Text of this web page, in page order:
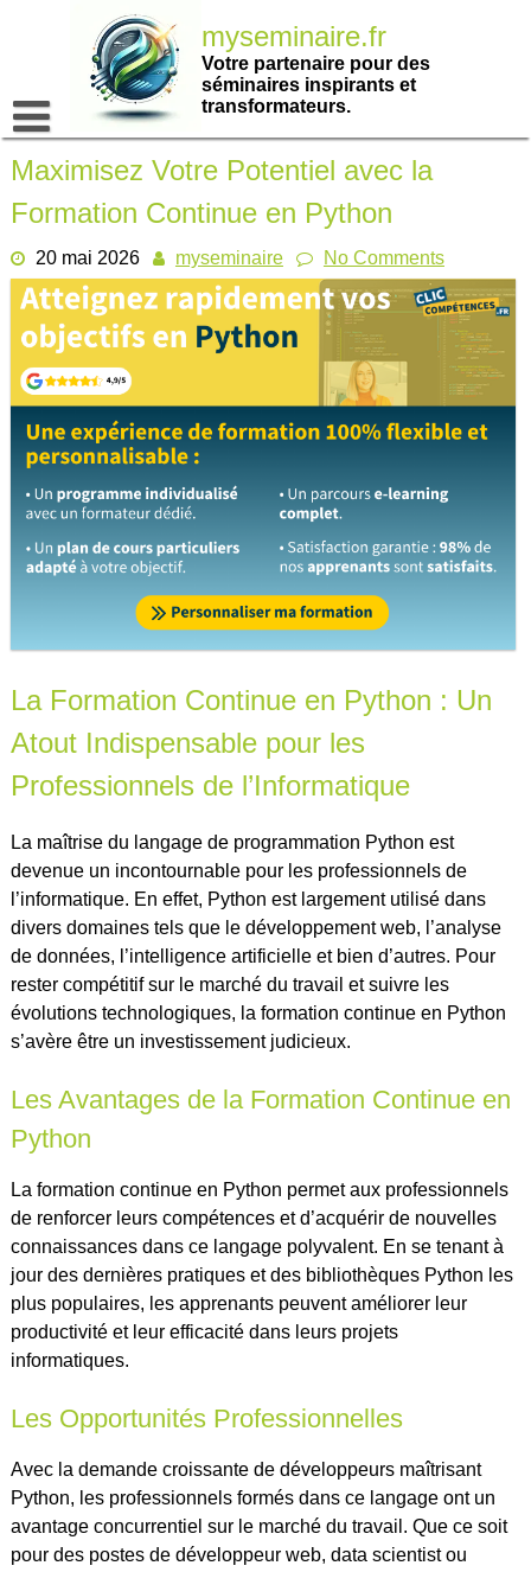
myseminaire.fr
Votre partenaire pour des
séminaires inspirants et
transformateurs.
Maximisez Votre Potentiel avec la
Formation Continue en Python
20 mai 2026 myseminaire No Comments
La Formation Continue en Python : Un
Atout Indispensable pour les
Professionnels de l’Informatique
La maîtrise du langage de programmation Python est
devenue un incontournable pour les professionnels de
l’informatique. En effet, Python est largement utilisé dans
divers domaines tels que le développement web, l’analyse
de données, l’intelligence artificielle et bien d’autres. Pour
rester compétitif sur le marché du travail et suivre les
évolutions technologiques, la formation continue en Python
s’avère être un investissement judicieux.
Les Avantages de la Formation Continue en
Python
La formation continue en Python permet aux professionnels
de renforcer leurs compétences et d’acquérir de nouvelles
connaissances dans ce langage polyvalent. En se tenant à
jour des dernières pratiques et des bibliothèques Python les
plus populaires, les apprenants peuvent améliorer leur
productivité et leur efficacité dans leurs projets
informatiques.
Les Opportunités Professionnelles
Avec la demande croissante de développeurs maîtrisant
Python, les professionnels formés dans ce langage ont un
avantage concurrentiel sur le marché du travail. Que ce soit
pour des postes de développeur web, data scientist ou